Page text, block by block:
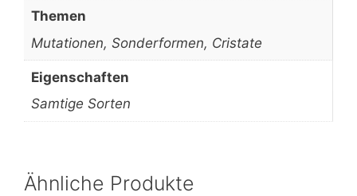
Themen
Mutationen, Sonderformen, Cristate
Eigenschaften
Samtige Sorten
Ähnliche Produkte